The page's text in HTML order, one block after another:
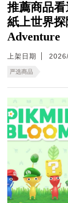
推薦商品看
紙上世界
Adventure
上架日期
严选商品